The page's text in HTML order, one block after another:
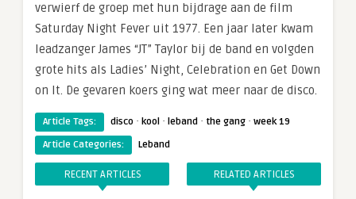
verwierf de groep met hun bijdrage aan de film
Saturday Night Fever uit 1977. Een jaar later kwam
leadzanger James “JT” Taylor bij de band en volgden
grote hits als Ladies’ Night, Celebration en Get Down
on It. De gevaren koers ging wat meer naar de disco.
Article Tags: disco · kool · leband · the gang · week 19
Article Categories:
Leband
RECENT ARTICLES RELATED ARTICLES